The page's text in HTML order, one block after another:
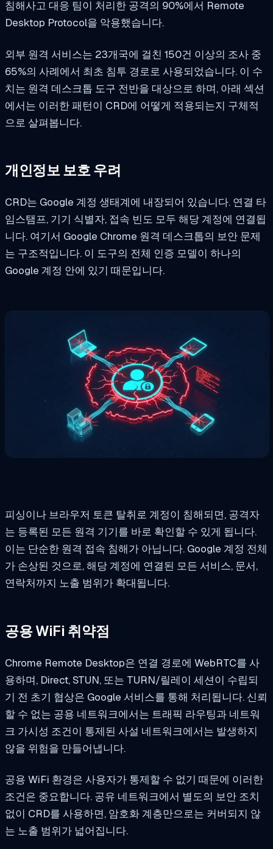
침해사고 대응 팀이 처리한 공격의 90%에서 Remote
Desktop Protocol을 악용했습니다.
외부 원격 서비스는 23개국에 걸친 150건 이상의 조사 중
65%의 사례에서 최초 침투 경로로 사용되었습니다. 이 수
치는 원격 데스크톱 도구 전반을 대상으로 하며, 아래 섹션
에서는 이러한 패턴이 CRD에 어떻게 적용되는지 구체적
으로 살펴봅니다.
개인정보 보호 우려
CRD는 Google 계정 생태계에 내장되어 있습니다. 연결 타
임스탬프, 기기 식별자, 접속 빈도 모두 해당 계정에 연결됩
니다. 여기서 Google Chrome 원격 데스크톱의 보안 문제
는 구조적입니다. 이 도구의 전체 인증 모델이 하나의
Google 계정 안에 있기 때문입니다.
피싱이나 브라우저 토큰 탈취로 계정이 침해되면, 공격자
는 등록된 모든 원격 기기를 바로 확인할 수 있게 됩니다.
이는 단순한 원격 접속 침해가 아닙니다. Google 계정 전체
가 손상된 것으로, 해당 계정에 연결된 모든 서비스, 문서,
연락처까지 노출 범위가 확대됩니다.
공용 WiFi 취약점
Chrome Remote Desktop은 연결 경로에 WebRTC를 사
용하며, Direct, STUN, 또는 TURN/릴레이 세션이 수립되
기 전 초기 협상은 Google 서비스를 통해 처리됩니다. 신뢰
할 수 없는 공용 네트워크에서는 트래픽 라우팅과 네트워
크 가시성 조건이 통제된 사설 네트워크에서는 발생하지
않을 위험을 만들어냅니다.
공용 WiFi 환경은 사용자가 통제할 수 없기 때문에 이러한
조건은 중요합니다. 공유 네트워크에서 별도의 보안 조치
없이 CRD를 사용하면, 암호화 계층만으로는 커버되지 않
는 노출 범위가 넓어집니다.